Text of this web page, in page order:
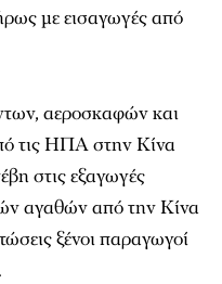
με εισαγωγές από
αεροσκαφών και
τις ΗΠΑ στην Κίνα
στις εξαγωγές
αγαθών από την Κίνα
ξένοι παραγωγοί